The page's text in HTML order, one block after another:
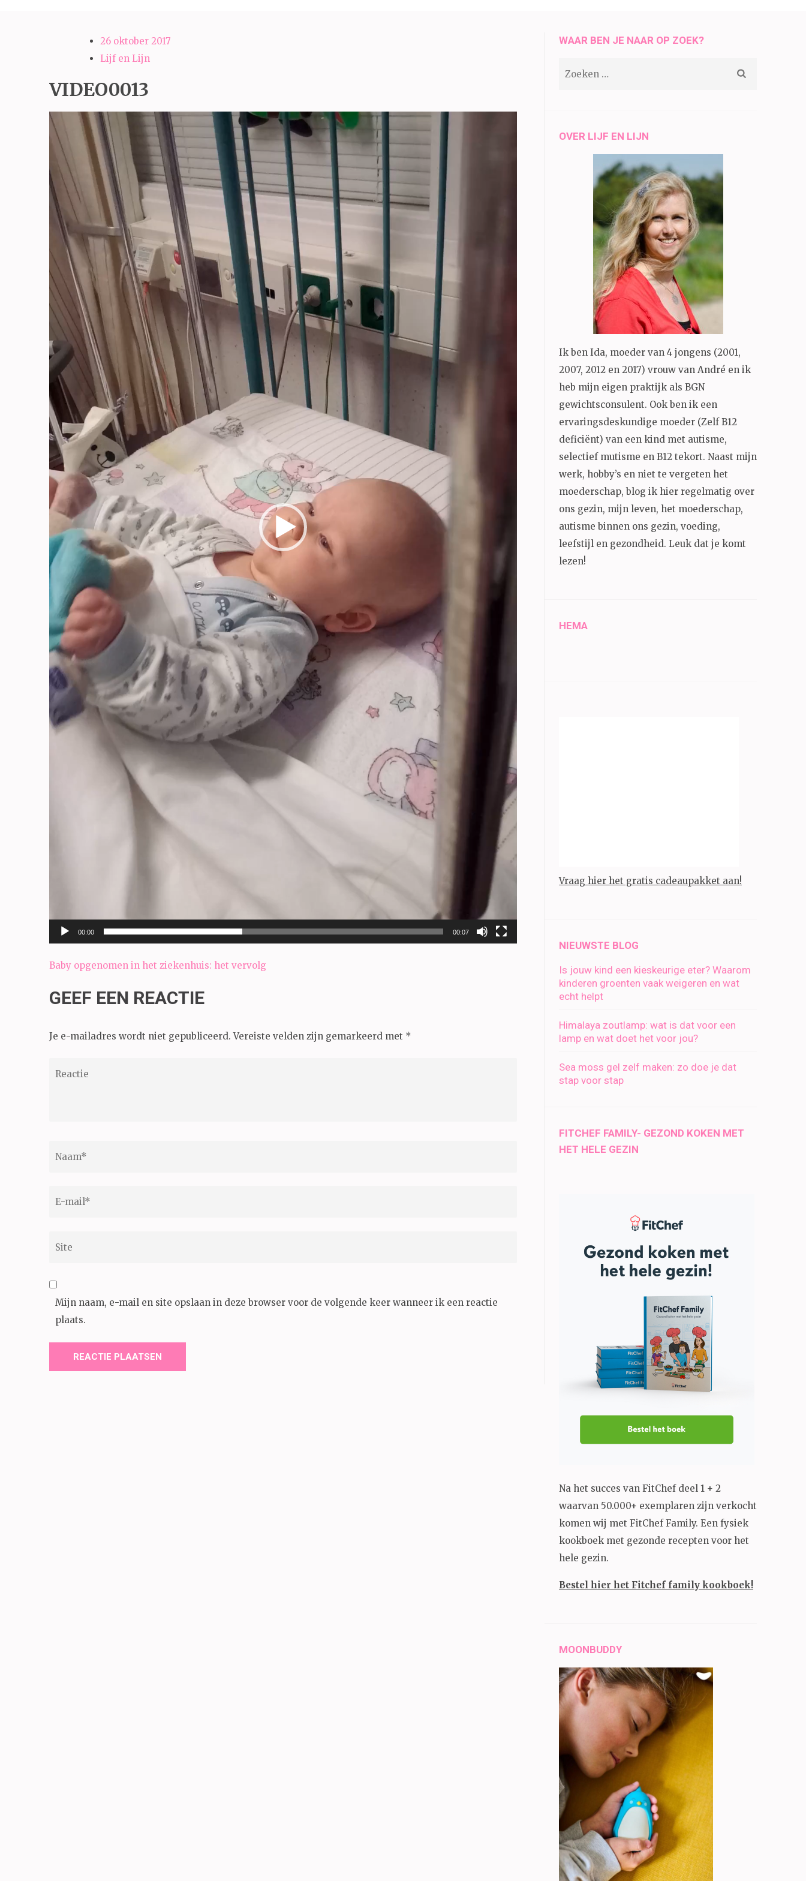
26 oktober 2017
Lijf en Lijn
VIDEO0013
Videospeler
00:00 00:07
Bericht
Baby opgenomen in het ziekenhuis: het vervolg
GEEF EEN REACTIE
Je e-mailadres wordt niet gepubliceerd. Vereiste velden zijn gemarkeerd met *
Mijn naam, e-mail en site opslaan in deze browser voor de volgende keer wanneer ik een reactie
plaats.
WAAR BEN JE NAAR OP ZOEK?
OVER LIJF EN LIJN
Ik ben Ida, moeder van 4 jongens (2001,
2007, 2012 en 2017) vrouw van André en ik
heb mijn eigen praktijk als BGN
gewichtsconsulent. Ook ben ik een
ervaringsdeskundige moeder (Zelf B12
deficiënt) van een kind met autisme,
selectief mutisme en B12 tekort. Naast mijn
werk, hobby’s en niet te vergeten het
moederschap, blog ik hier regelmatig over
ons gezin, mijn leven, het moederschap,
autisme binnen ons gezin, voeding,
leefstijl en gezondheid. Leuk dat je komt
lezen!
HEMA
Vraag hier het gratis cadeaupakket aan!
NIEUWSTE BLOG
Is jouw kind een kieskeurige eter? Waarom
kinderen groenten vaak weigeren en wat
echt helpt
Himalaya zoutlamp: wat is dat voor een
lamp en wat doet het voor jou?
Sea moss gel zelf maken: zo doe je dat
stap voor stap
FITCHEF FAMILY- GEZOND KOKEN MET
HET HELE GEZIN
Na het succes van FitChef deel 1 + 2
waarvan 50.000+ exemplaren zijn verkocht
komen wij met FitChef Family. Een fysiek
kookboek met gezonde recepten voor het
hele gezin.
Bestel hier het Fitchef family kookboek!
MOONBUDDY